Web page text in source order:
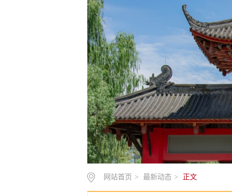
网站首页 > 最新动态 > 正文